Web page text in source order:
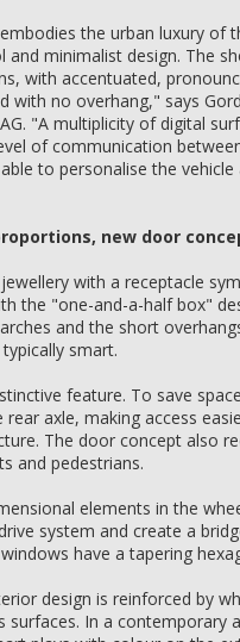
the urban luxury of
minimalist design. The
with accentuated,
with no overhang," says
"A multiplicity of digital
of communication
to personalise the vehicle
new door
with a receptacle
the "one-and-a-half box"
and the short
smart.
feature. To save
axle, making access
The door concept also
and pedestrians.
elements in the
system and create a
have a tapering
design is reinforced by
surfaces. In a contemporary